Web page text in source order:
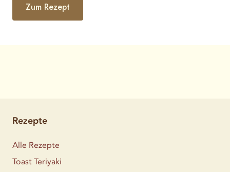
Zum Rezept
Rezepte
Alle Rezepte
Toast Teriyaki